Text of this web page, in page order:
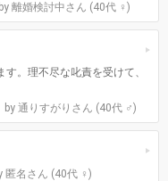
離婚検討中さん (40代 ♀)
。理不尽な叱責を受けて、
通りすがりさん (40代 ♂)
匿名さん (40代 ♀)